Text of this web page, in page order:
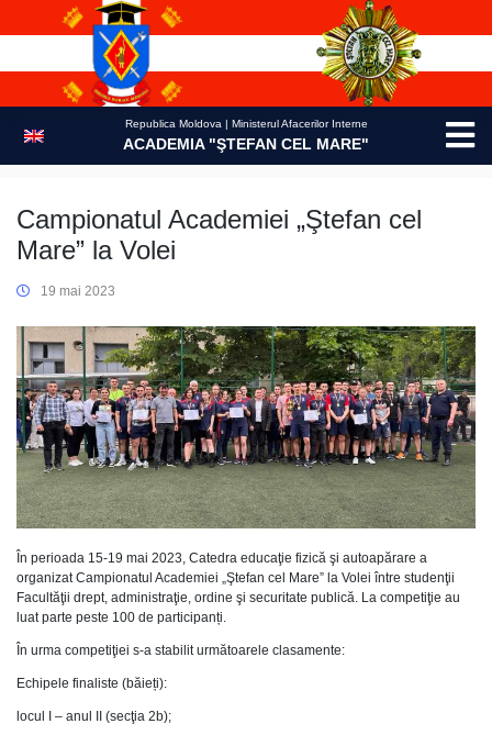
Republica Moldova | Ministerul Afacerilor Interne
ACADEMIA "ŞTEFAN CEL MARE"
Campionatul Academiei „Ştefan cel
Mare” la Volei
19 mai 2023
În perioada 15-19 mai 2023, Catedra educaţie fizică şi autoapărare a
organizat Campionatul Academiei „Ştefan cel Mare” la Volei între studenţii
Facultăţii drept, administraţie, ordine şi securitate publică. La competiţie au
luat parte peste 100 de participanți.
În urma competiţiei s-a stabilit următoarele clasamente:
Echipele finaliste (băieți):
locul I – anul II (secţia 2b);